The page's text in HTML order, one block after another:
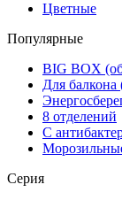
Цветные
Популярные
BIG BOX
Для балкона
8 отделений
С
Серия